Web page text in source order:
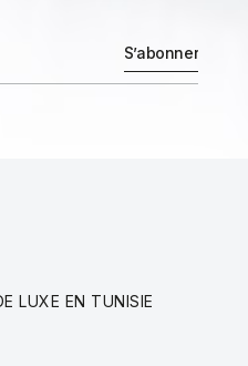
LUXE EN TUNISIE